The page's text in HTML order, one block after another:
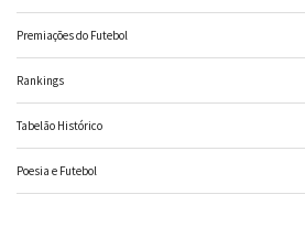
Premiações do Futebol
Rankings
Tabelão Histórico
Poesia e Futebol